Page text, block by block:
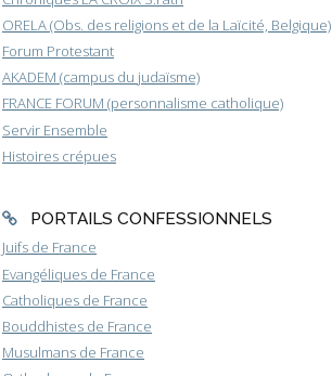
ORELA (Obs. des religions et de la Laïcité, Belgique)
Forum Protestant
AKADEM (campus du judaïsme)
FRANCE FORUM (personnalisme catholique)
Servir Ensemble
Histoires crépues
PORTAILS CONFESSIONNELS
Juifs de France
Evangéliques de France
Catholiques de France
Bouddhistes de France
Musulmans de France